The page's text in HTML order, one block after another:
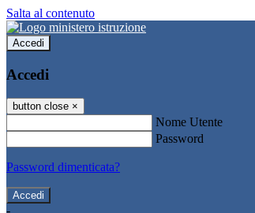
Salta al contenuto
Accedi
Accedi
button close ×
Nome Utente
Password
Password dimenticata?